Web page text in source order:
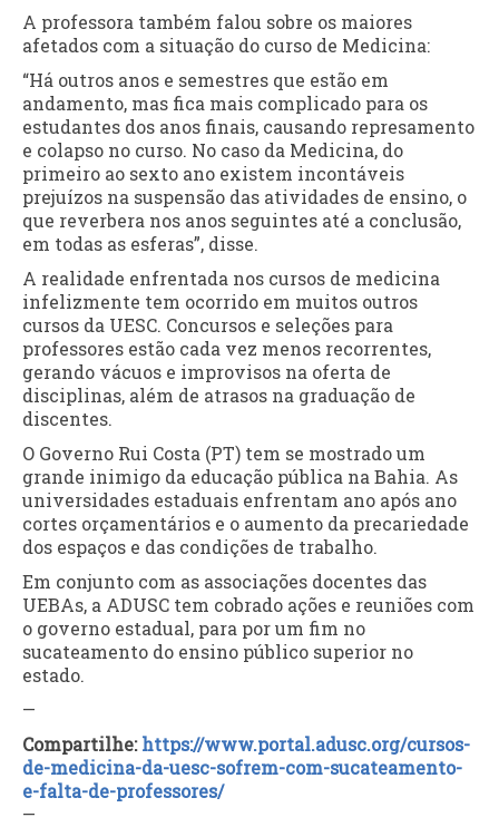
A professora também falou sobre os maiores
afetados com a situação do curso de Medicina:
“Há outros anos e semestres que estão em
andamento, mas fica mais complicado para os
estudantes dos anos finais, causando represamento
e colapso no curso. No caso da Medicina, do
primeiro ao sexto ano existem incontáveis
prejuízos na suspensão das atividades de ensino, o
que reverbera nos anos seguintes até a conclusão,
em todas as esferas”, disse.
A realidade enfrentada nos cursos de medicina
infelizmente tem ocorrido em muitos outros
cursos da UESC. Concursos e seleções para
professores estão cada vez menos recorrentes,
gerando vácuos e improvisos na oferta de
disciplinas, além de atrasos na graduação de
discentes.
O Governo Rui Costa (PT) tem se mostrado um
grande inimigo da educação pública na Bahia. As
universidades estaduais enfrentam ano após ano
cortes orçamentários e o aumento da precariedade
dos espaços e das condições de trabalho.
Em conjunto com as associações docentes das
UEBAs, a ADUSC tem cobrado ações e reuniões com
o governo estadual, para por um fim no
sucateamento do ensino público superior no
estado.
—
Compartilhe:https://www.portal.adusc.org/cursos-
de-medicina-da-uesc-sofrem-com-sucateamento-
e-falta-de-professores/
—